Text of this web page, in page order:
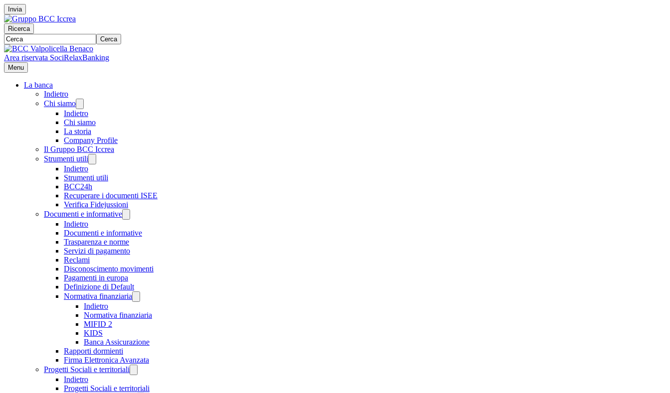
Invia
Ricerca
Cerca
Area riservata SociRelaxBanking
Menu
La banca
Indietro
Chi siamo
Indietro
Chi siamo
La storia
Company Profile
Il Gruppo BCC Iccrea
Strumenti utili
Indietro
Strumenti utili
BCC24h
Recuperare i documenti ISEE
Verifica Fidejussioni
Documenti e informative
Indietro
Documenti e informative
Trasparenza e norme
Servizi di pagamento
Reclami
Disconoscimento movimenti
Pagamenti in europa
Definizione di Default
Normativa finanziaria
Indietro
Normativa finanziaria
MIFID 2
KIDS
Banca Assicurazione
Rapporti dormienti
Firma Elettronica Avanzata
Progetti Sociali e territoriali
Indietro
Progetti Sociali e territoriali